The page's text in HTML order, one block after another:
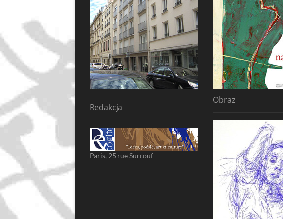
Redakcja
Paris, 25 rue Surcouf
Obraz